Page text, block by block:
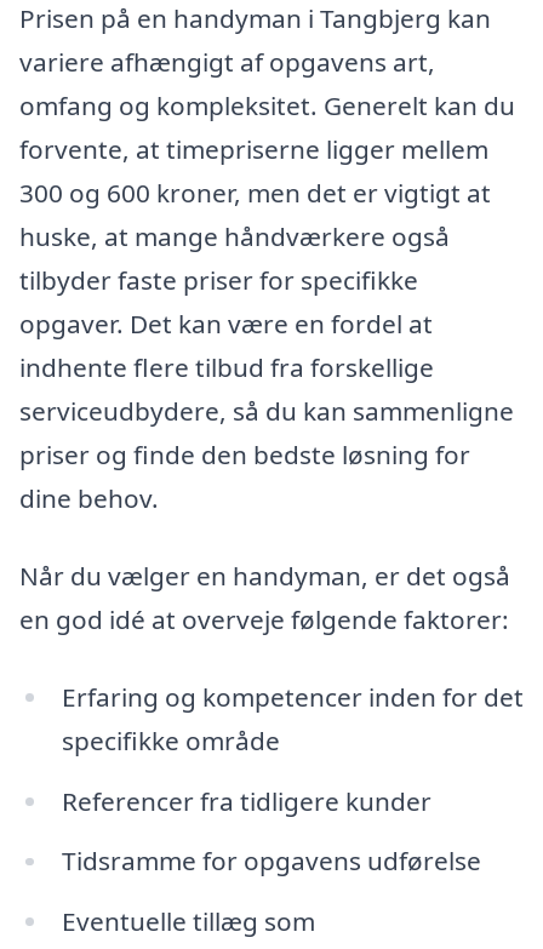
Prisen på en handyman i Tangbjerg kan
variere afhængigt af opgavens art,
omfang og kompleksitet. Generelt kan du
forvente, at timepriserne ligger mellem
300 og 600 kroner, men det er vigtigt at
huske, at mange håndværkere også
tilbyder faste priser for specifikke
opgaver. Det kan være en fordel at
indhente flere tilbud fra forskellige
serviceudbydere, så du kan sammenligne
priser og finde den bedste løsning for
dine behov.
Når du vælger en handyman, er det også
en god idé at overveje følgende faktorer:
Erfaring og kompetencer inden for det
specifikke område
Referencer fra tidligere kunder
Tidsramme for opgavens udførelse
Eventuelle tillæg som